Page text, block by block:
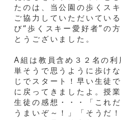
たのは、当公園の歩くス
ご協力していただいてい
び“歩くスキー愛好者”の
とうございました。
A組は教員含め３２名の
単そうで思うように歩け
じでスタート！早い生徒
に戻ってきましたよ。授
生徒の感想・・・「これ
うまいぞ～！」「そうだ